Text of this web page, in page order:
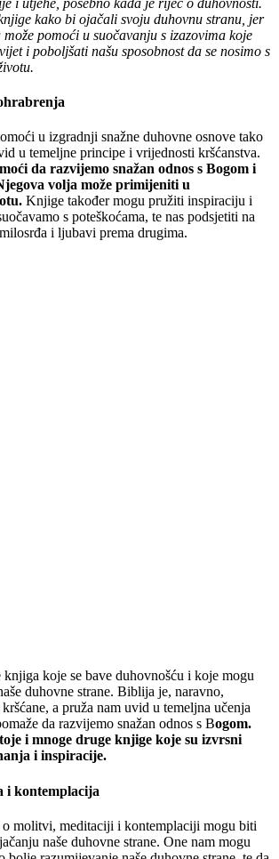
kako bi ojačali svoju duhovnu stranu, jer
pomoći u suočavanju s izazovima koje
i poboljšati našu sposobnost da se nosimo s
u izgradnji snažne duhovne osnove tako
u temeljne principe i vrijednosti kršćanstva.
da razvijemo snažan odnos s Bogom i
volja može primijeniti u
Knjige također mogu pružiti inspiraciju i
s poteškoćama, te nas podsjetiti na
i ljubavi prema drugima.
knjiga koje se bave duhovnošću i koje mogu
duhovne strane. Biblija je, naravno,
a pruža nam uvid u temeljna učenja
da razvijemo snažan odnos s Bogom.
i mnoge druge knjige koje su izvrsni
i inspiracije.
i kontemplacija
molitvi, meditaciji i kontemplaciji mogu biti
naše duhovne strane. One nam mogu